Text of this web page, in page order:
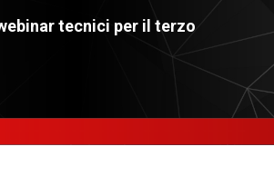
tecnici per il terzo